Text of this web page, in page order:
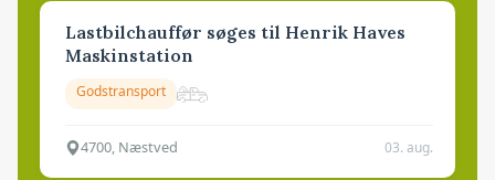
Lastbilchauffør søges til Henrik Haves
Maskinstation
Godstransport
4700, Næstved 03. aug.